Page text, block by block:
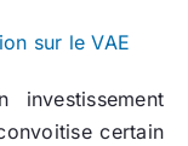
sur le VAE
investissement
certain